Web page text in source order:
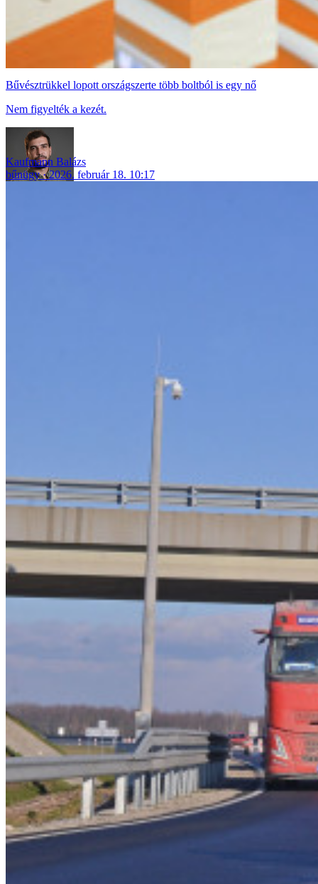
Bűvésztrükkel lopott országszerte több boltból is egy nő
Nem figyelték a kezét.
Kaufmann Balázs
bűnügy
2026. február 18. 10:17